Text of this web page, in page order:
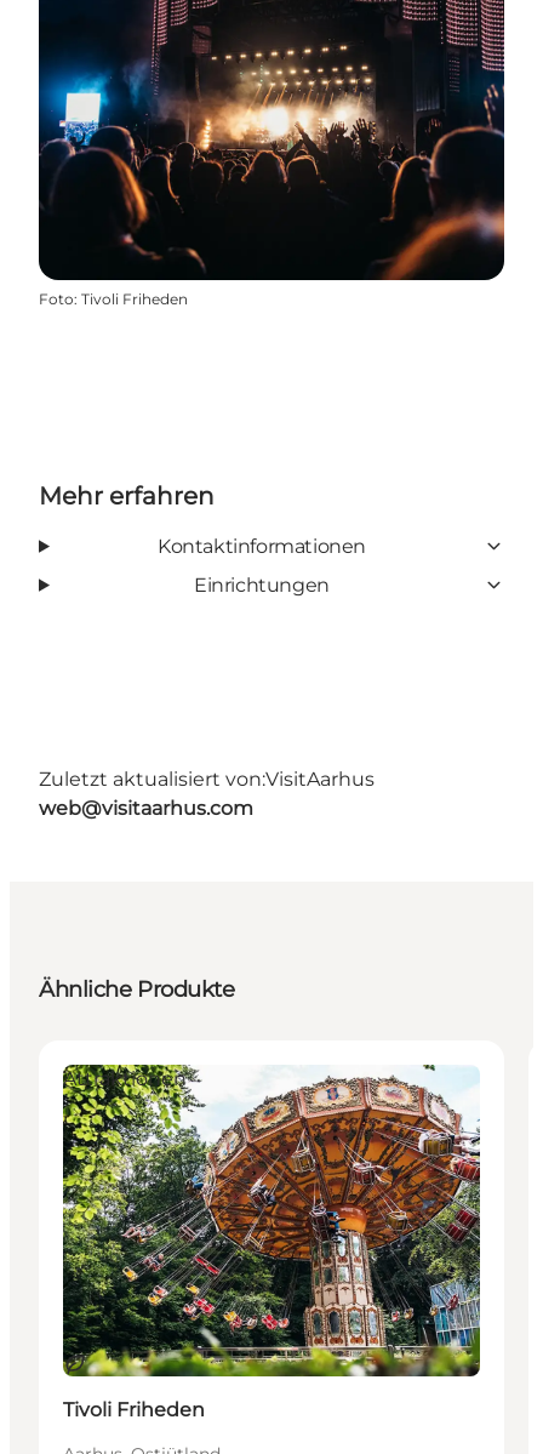
Foto: Tivoli Friheden
Mehr erfahren
Kontaktinformationen
Einrichtungen
Zuletzt aktualisiert von:VisitAarhus
web@visitaarhus.com
Ähnliche Produkte
Nachhaltig
Attraktionen
Tivoli Friheden